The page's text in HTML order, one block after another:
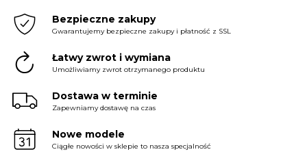
Bezpieczne zakupy
Gwarantujemy bezpieczne zakupy i płatność z SSL
Łatwy zwrot i wymiana
Umożliwiamy zwrot otrzymanego produktu
Dostawa w terminie
Zapewniamy dostawę na czas
Nowe modele
Ciągłe nowości w sklepie to nasza specjalność